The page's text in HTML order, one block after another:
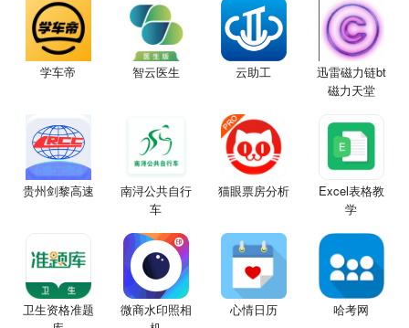
学车帝 智云医生 云助工
迅雷磁力链bt
磁力天堂
贵州剑黎高速
南浔公共自行
车
猫眼票房分析
Excel表格教
学
卫生资格准题
微商水印照相
心情日历 哈考网